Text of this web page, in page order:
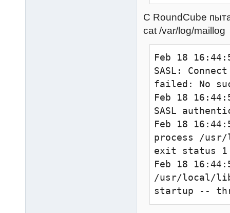
hash:$base/
log_path = /
log_timestamp
ssl = no
login_dir = /
login_chroot
login_user =
rip=%r lip=%l
C RoundCube
cat /var/log/maillog
Feb 18
SASL:
failed: No
Feb 18
SASL
Feb 18
process /
exit status 1
Feb 18
/usr/local/
startup --